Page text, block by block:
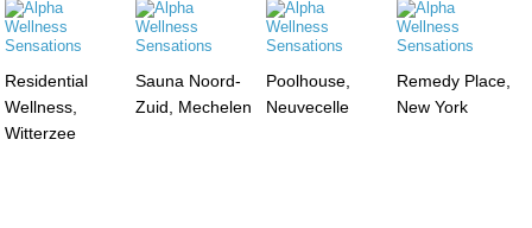
Residential
Wellness,
Witterzee
Sauna Noord-
Zuid, Mechelen
Poolhouse,
Neuvecelle
Remedy Place,
New York